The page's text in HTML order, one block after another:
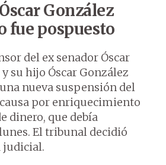
González
fue pospuesto
del ex senador Óscar
su hijo Óscar González
nueva suspensión del
por enriquecimiento
dinero, que debía
El tribunal decidió
judicial.